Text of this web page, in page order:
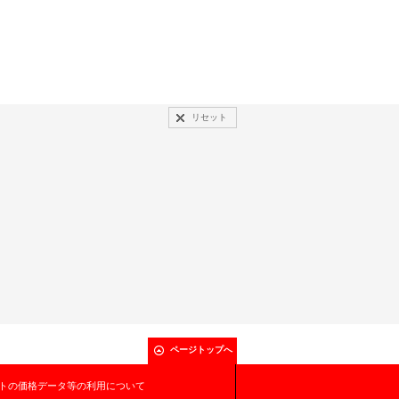
リセット
ページトップへ
の価格データ等の利用について